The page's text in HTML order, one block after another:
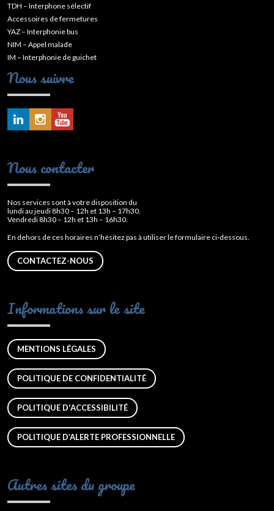
TDH – Interphone sélectif
Accessoires de fermetures
YAZ – Interphonie bus
NIM – Appel malade
IM – Interphonie de guichet
Nous suivre
Nous contacter
Nos services sont à votre disposition du
lundi au jeudi 8h30 – 12h et 13h – 17h30.
Vendredi 8h30 – 12h et 13h – 16h30.
En dehors de ces horaires n’hésitez pas à utiliser le formulaire ci-dessous.
CONTACTEZ-NOUS
Informations sur le site
MENTIONS LÉGALES
POLITIQUE DE CONFIDENTIALITÉ
POLITIQUE D'ACCESSIBILITÉ
POLITIQUE D’ALERTE PROFESSIONNELLE
Autres sites du groupe